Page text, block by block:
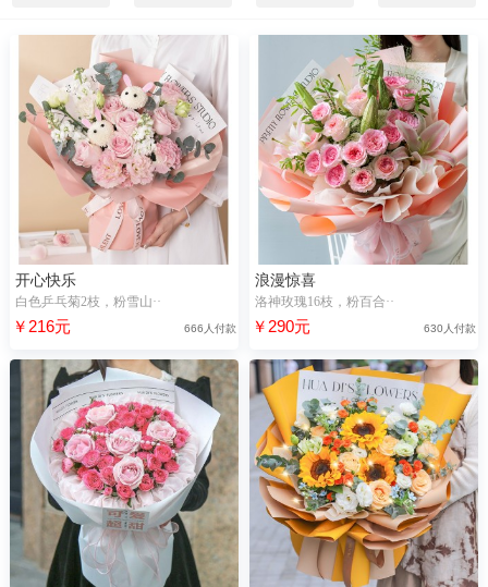
开心快乐
白色乒乓菊2枝，粉雪山··
￥216元 666人付款
浪漫惊喜
洛神玫瑰16枝，粉百合··
￥290元 630人付款